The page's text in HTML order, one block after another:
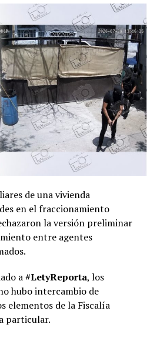
de una vivienda
en el fraccionamiento
la versión preliminar
entre agentes
a#LetyReporta, los
hubo intercambio de
elementos de la Fiscalía
particular.